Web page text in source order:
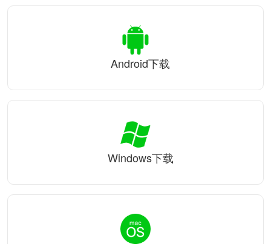
Android下载
Windows下载